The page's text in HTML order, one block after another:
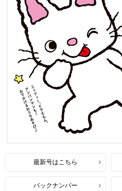
最新号はこちら
バックナンバー